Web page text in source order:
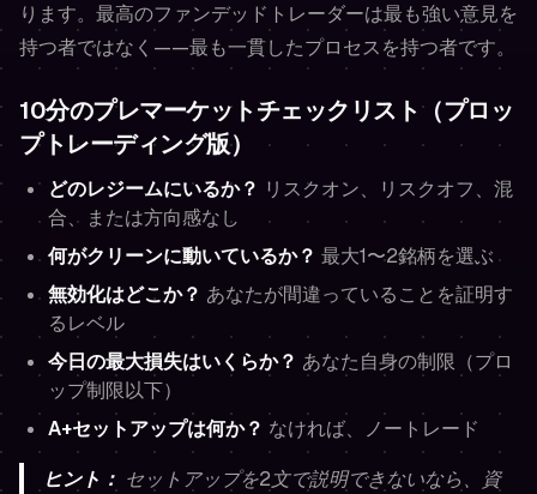
ります。最高のファンデッドトレーダーは最も強い意見を
持つ者ではなく——最も一貫したプロセスを持つ者です。
10分のプレマーケットチェックリスト（プロッ
プトレーディング版）
どのレジームにいるか？ リスクオン、リスクオフ、混
合、または方向感なし
何がクリーンに動いているか？ 最大1〜2銘柄を選ぶ
無効化はどこか？ あなたが間違っていることを証明す
るレベル
今日の最大損失はいくらか？ あなた自身の制限（プロ
ップ制限以下）
A+セットアップは何か？ なければ、ノートレード
ヒント： セットアップを2文で説明できないなら、資